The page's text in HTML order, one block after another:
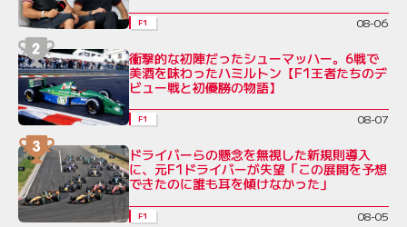
F1 08-06
衝撃的な初陣だったシューマッハー。6戦で
美酒を味わったハミルトン【F1王者たちのデ
ビュー戦と初優勝の物語】
F1 08-07
ドライバーらの懸念を無視した新規則導入
に、元F1ドライバーが失望「この展開を予想
できたのに誰も耳を傾けなかった」
F1 08-05